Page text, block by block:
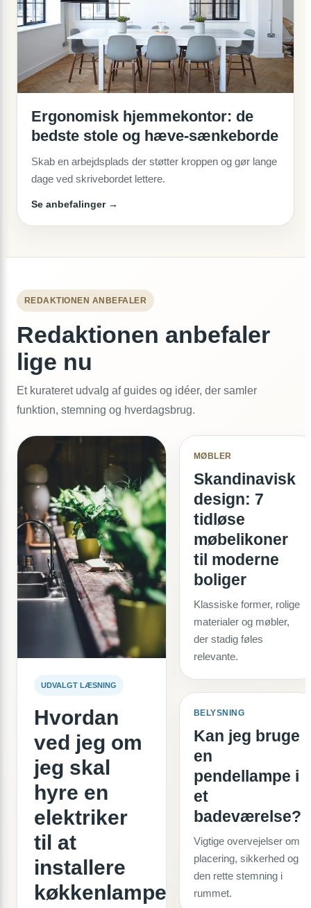
Ergonomisk hjemmekontor: de
bedste stole og hæve-sænkeborde
Skab en arbejdsplads der støtter kroppen og gør lange
dage ved skrivebordet lettere.
Se anbefalinger →
REDAKTIONEN ANBEFALER
Redaktionen anbefaler
lige nu
Et kurateret udvalg af guides og idéer, der samler
funktion, stemning og hverdagsbrug.
UDVALGT LÆSNING
Hvordan
ved jeg om
jeg skal
hyre en
elektriker
til at
installere
køkkenlamper?
MØBLER
Skandinavisk
design: 7
tidløse
møbelikoner
til moderne
boliger
Klassiske former, rolige
materialer og møbler,
der stadig føles
relevante.
BELYSNING
Kan jeg bruge
en
pendellampe i
et
badeværelse?
Vigtige overvejelser om
placering, sikkerhed og
den rette stemning i
rummet.